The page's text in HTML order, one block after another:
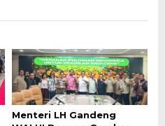
Menteri LH Gandeng